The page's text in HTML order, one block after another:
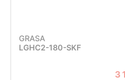
GRASA
LGHC2-180-SKF
3